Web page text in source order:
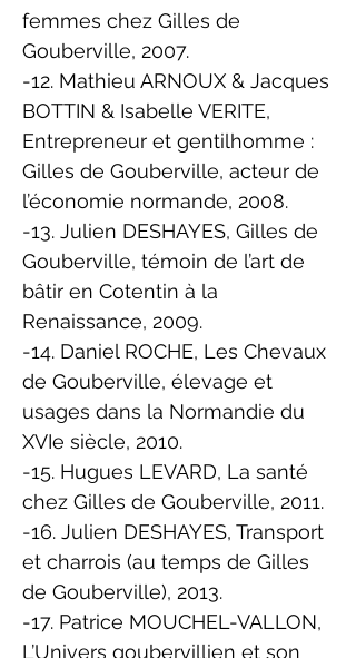
femmes chez Gilles de
Gouberville, 2007.
-12. Mathieu ARNOUX & Jacques
BOTTIN & Isabelle VERITE,
Entrepreneur et gentilhomme :
Gilles de Gouberville, acteur de
l’économie normande, 2008.
-13. Julien DESHAYES, Gilles de
Gouberville, témoin de l’art de
bâtir en Cotentin à la
Renaissance, 2009.
-14. Daniel ROCHE, Les Chevaux
de Gouberville, élevage et
usages dans la Normandie du
XVIe siècle, 2010.
-15. Hugues LEVARD, La santé
chez Gilles de Gouberville, 2011.
-16. Julien DESHAYES, Transport
et charrois (au temps de Gilles
de Gouberville), 2013.
-17. Patrice MOUCHEL-VALLON,
L’Univers goubervillien et son